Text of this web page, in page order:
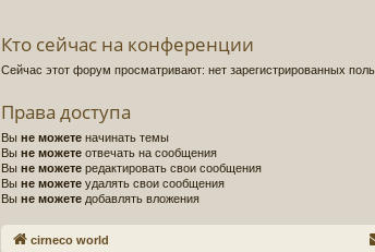
Кто сейчас на конференции
Сейчас этот форум просматривают: нет зарегистрированных
Права доступа
Вы не можете начинать темы
Вы не можете отвечать на сообщения
Вы не можете редактировать свои сообщения
Вы не можете удалять свои сообщения
Вы не можете добавлять вложения
cirneco world